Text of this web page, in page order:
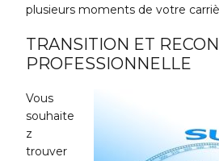
plusieurs moments de votre
TRANSITION ET
PROFESSIONNELLE
Vous
souhaite
z
trouver